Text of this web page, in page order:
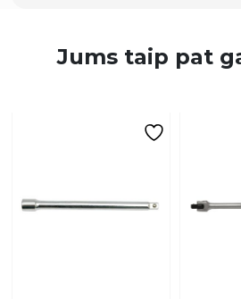
Jums taip pat